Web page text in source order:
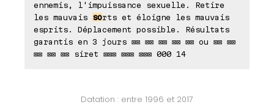
ennemis, l'impuissance sexuelle. Retire
les mauvais sorts et éloigne les mauvais
esprits. Déplacement possible. Résultats
garantis en 3 jours ⊠⊠ ⊠⊠ ⊠⊠ ⊠⊠ ⊠⊠ ou ⊠⊠ ⊠⊠
⊠⊠ ⊠⊠ ⊠⊠ siret ⊠⊠⊠ ⊠⊠⊠ ⊠⊠⊠ 000 14
Datation : entre 1996 et 2017